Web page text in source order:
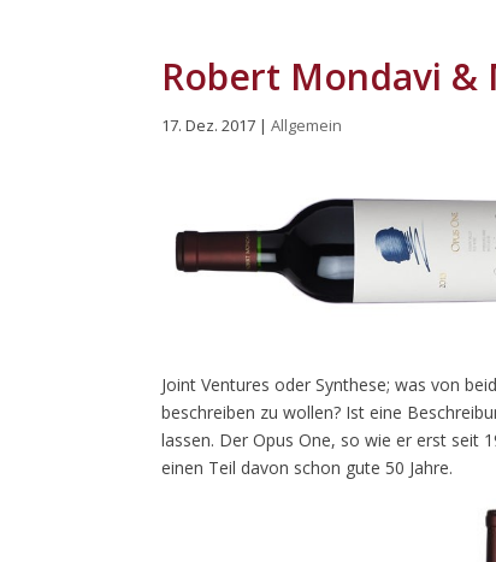
Robert Mondavi
17. Dez. 2017 |Allgemein
Joint Ventures oder Synthese; was von
beschreiben zu wollen? Ist eine
lassen. Der Opus One, so wie er erst seit
einen Teil davon schon gute 50 Jahre.